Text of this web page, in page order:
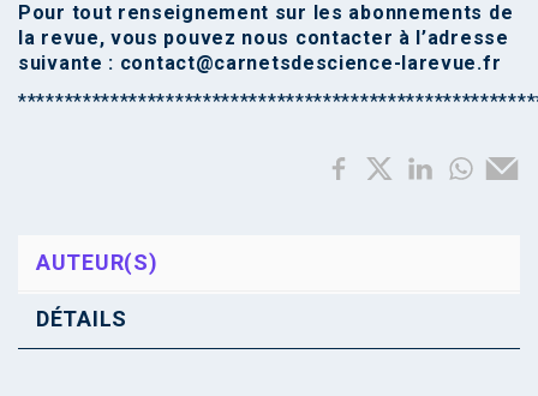
Pour tout renseignement sur les abonnements de
la revue, vous pouvez nous contacter à l’adresse
suivante : contact@carnetsdescience-larevue.fr
AUTEUR(S)
DÉTAILS